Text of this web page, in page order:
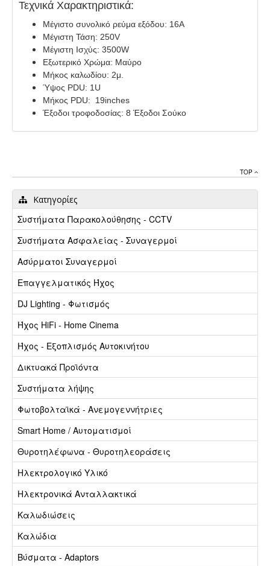
Τεχνικά Χαρακτηριστικά:
Μέγιστο συνολικό ρεύμα εξόδου: 16A
Μέγιστη Τάση: 250V
Μέγιστη Ισχύς: 3500W
Εξωτερικό Χρώμα: Μαύρο
Μήκος καλωδίου: 2μ.
Ύψος PDU: 1U
Μήκος PDU: 19inches
Έξοδοι τροφοδοσίας: 8 Έξοδοι Σούκο
TOP
Κατηγορίες
Συστήματα Παρακολούθησης - CCTV
Συστήματα Ασφαλείας - Συναγερμοί
Ασύρματοι Συναγερμοί
Επαγγελματικός Ήχος
DJ Lighting - Φωτισμός
Ήχος HiFi - Home Cinema
Ήχος - Εξοπλισμός Αυτοκινήτου
Δικτυακά Προϊόντα
Συστήματα λήψης
Φωτοβολταϊκά - Ανεμογεννήτριες
Smart Home / Αυτοματισμοί
Θυροτηλέφωνα - Θυροτηλεοράσεις
Ηλεκτρολογικό Υλικό
Ηλεκτρονικά Ανταλλακτικά
Καλωδιώσεις
Καλώδια
Βύσματα - Adaptors